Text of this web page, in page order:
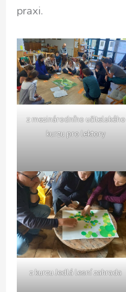
praxi.
z mezinárodního učitelského
kurzu pro lektory
z kurzu Jedlá lesní zahrada